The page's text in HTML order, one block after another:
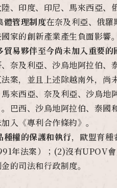
、印度、印尼、馬來西亞、
體管理制度在奈及利亞、俄
家的創新產業產生負面影響。
貿易夥伴至今尚未加入重要的
奈及利亞、沙烏地阿拉伯
案，並且上述除越南外，
來西亞、奈及利亞、沙烏
。巴西、沙烏地阿拉伯、泰
入《專利合作條約》。
種權的保護和執行，歐盟育種
年法案）；(2)沒有UPOV
的司法和行政制度。